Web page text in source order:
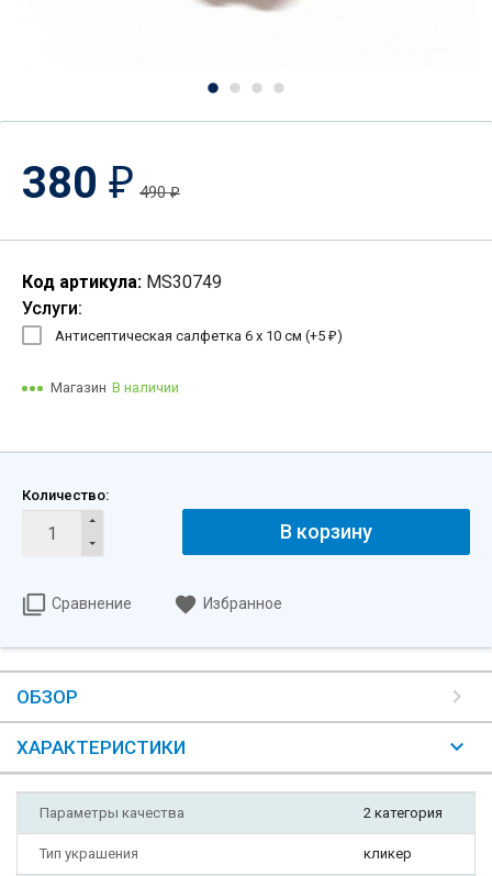
380 ₽ 490₽
Код артикула: MS30749
Услуги:
Антисептическая салфетка 6 х 10 см (+5 ₽)
Магазин В наличии
Количество:
В корзину
Сравнение Избранное
ОБЗОР
ХАРАКТЕРИСТИКИ
Параметры качества 2 категория
Тип украшения кликер